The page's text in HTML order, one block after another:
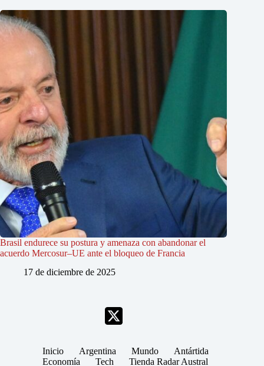
Brasil endurece su postura y amenaza con abandonar el
acuerdo Mercosur–UE ante el bloqueo de Francia
17 de diciembre de 2025
Inicio Argentina Mundo
Antártida
Economía
Tech Tienda Radar Austral